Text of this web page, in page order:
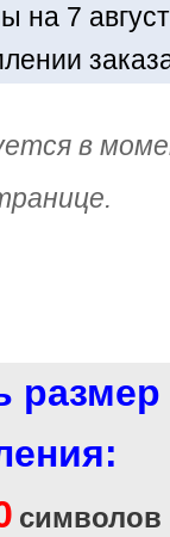
7
в
символов